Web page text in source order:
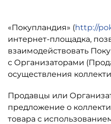
«Покупландия» (http://
интернет-площадка,
взаимодействовать
с Организаторами
осуществления
Продавцы или
предложение о
товара с